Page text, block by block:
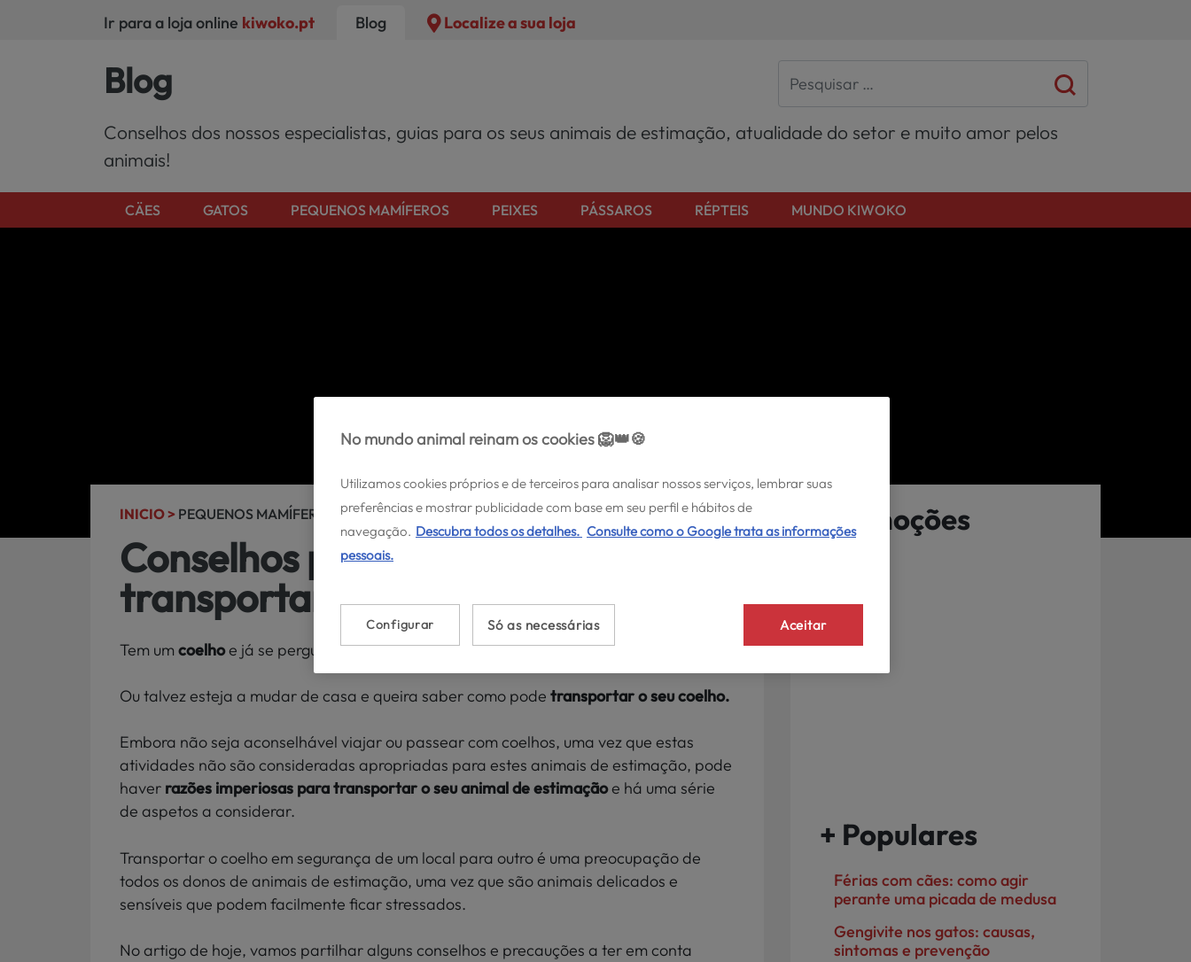
Ir para a loja online kiwoko.pt Blog Localize a sua loja
Blog
Conselhos dos nossos especialistas, guias para os seus animais de estimação, atualidade do setor e muito amor pelos
animais!
CÄES GATOS PEQUENOS MAMÍFEROS PEIXES PÁSSAROS RÉPTEIS MUNDO KIWOKO
INICIO > PEQUENOS MAMÍFEROS >
Conselhos práticos para
transportar o seu coelho
Tem um coelhoe já se perguntou como é que o pode levar no carro ao veterinário?
Ou talvez esteja a mudar de casa e queira saber como pode transportar o seu coelho.
Embora não seja aconselhável viajar ou passear com coelhos, uma vez que estas
atividades não são consideradas apropriadas para estes animais de estimação, pode
haver razões imperiosas para transportar o seu animal de estimaçãoe há uma série
de aspetos a considerar.
Transportar o coelho em segurança de um local para outro é uma preocupação de
todos os donos de animais de estimação, uma vez que são animais delicados e
sensíveis que podem facilmente ficar stressados.
No artigo de hoje, vamos partilhar alguns conselhos e precauções a ter em conta
Promoções
+ Populares
Férias com cães: como agir
perante uma picada de medusa
Gengivite nos gatos: causas,
sintomas e prevenção
No mundo animal reinam os cookies 🦁👑🍪
Utilizamos cookies próprios e de terceiros para analisar nossos serviços, lembrar suas
preferências e mostrar publicidade com base em seu perfil e hábitos de
navegação. Descubra todos os detalhes. Consulte como o Google trata as informações
pessoais.
Só as necessárias Aceitar
Configurar